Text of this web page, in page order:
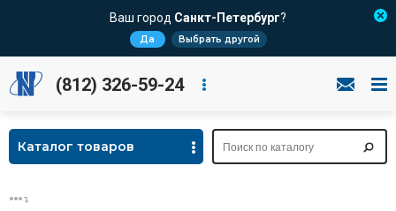
Ваш город Санкт-Петербург?
Да Выбрать другой
(812) 326-59-24
Каталог товаров